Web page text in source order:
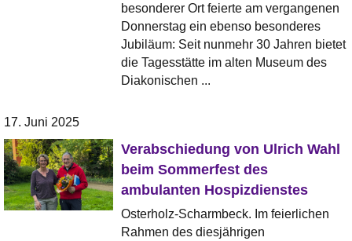
besonderer Ort feierte am vergangenen
Donnerstag ein ebenso besonderes
Jubiläum: Seit nunmehr 30 Jahren bietet
die Tagesstätte im alten Museum des
Diakonischen ...
17. Juni 2025
Verabschiedung von Ulrich Wahl
beim Sommerfest des
ambulanten Hospizdienstes
Osterholz-Scharmbeck. Im feierlichen
Rahmen des diesjährigen